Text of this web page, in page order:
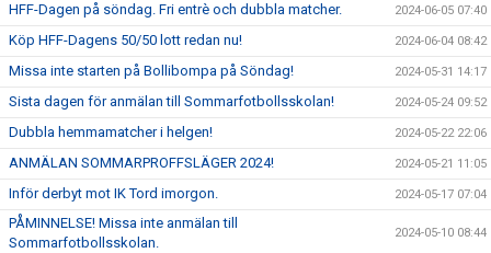
HFF-Dagen på söndag. Fri entrè och dubbla matcher. 2024-06-05 07:40
Köp HFF-Dagens 50/50 lott redan nu! 2024-06-04 08:42
Missa inte starten på Bollibompa på Söndag! 2024-05-31 14:17
Sista dagen för anmälan till Sommarfotbollsskolan! 2024-05-24 09:52
Dubbla hemmamatcher i helgen! 2024-05-22 22:06
ANMÄLAN SOMMARPROFFSLÄGER 2024! 2024-05-21 11:05
Inför derbyt mot IK Tord imorgon. 2024-05-17 07:04
PÅMINNELSE! Missa inte anmälan till
Sommarfotbollsskolan.
2024-05-10 08:44